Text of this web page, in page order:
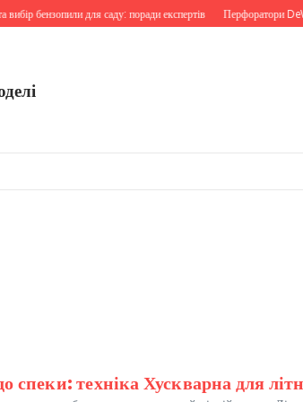
бензопили для саду: поради експертів Перфоратори
спеки: техніка Хускварна для